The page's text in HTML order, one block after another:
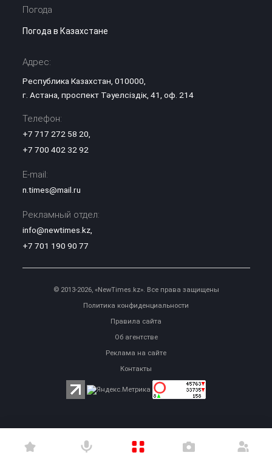
Погода
Погода в Казахстане
Адрес:
Республика Казахстан, 010000,
г. Астана, проспект Тәуелсіздік, 41, оф. 214
Телефон:
+7 717 272 58 20,
+7 700 402 32 92
E-mail:
n.times@mail.ru
Рекламный отдел:
info@newtimes.kz,
+7 701 190 90 77
© 2013-2026, «NewTimes.kz». Все права защищены
Политика конфиденциальности
Правила сайта
Об агентстве
Реклама на сайте
Контакты